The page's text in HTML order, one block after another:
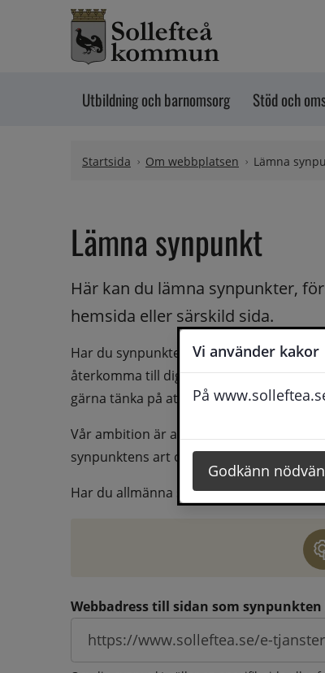
Vi använder kakor
På
Godkänn
Hoppa till innehåll
Utbildning och barnomsorg Stöd och
Startsida Om webbplatsen Lämna
Lämna synpunkt
Här kan du lämna synpunkter,
hemsida eller särskild sida.
Har du synpunkter på webbplatsen kan
återkomma till dig behöver du även
gärna tänka på att vara så tydlig som
Vår ambition är att besvara synpunkter
synpunktens art och omfång.
Har du allmänna synpunkter, klagomål
Webbadress till sidan som